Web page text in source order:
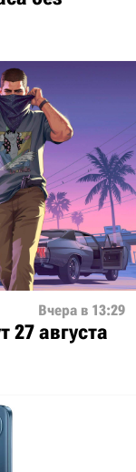
Вчера в 13:29
27 августа